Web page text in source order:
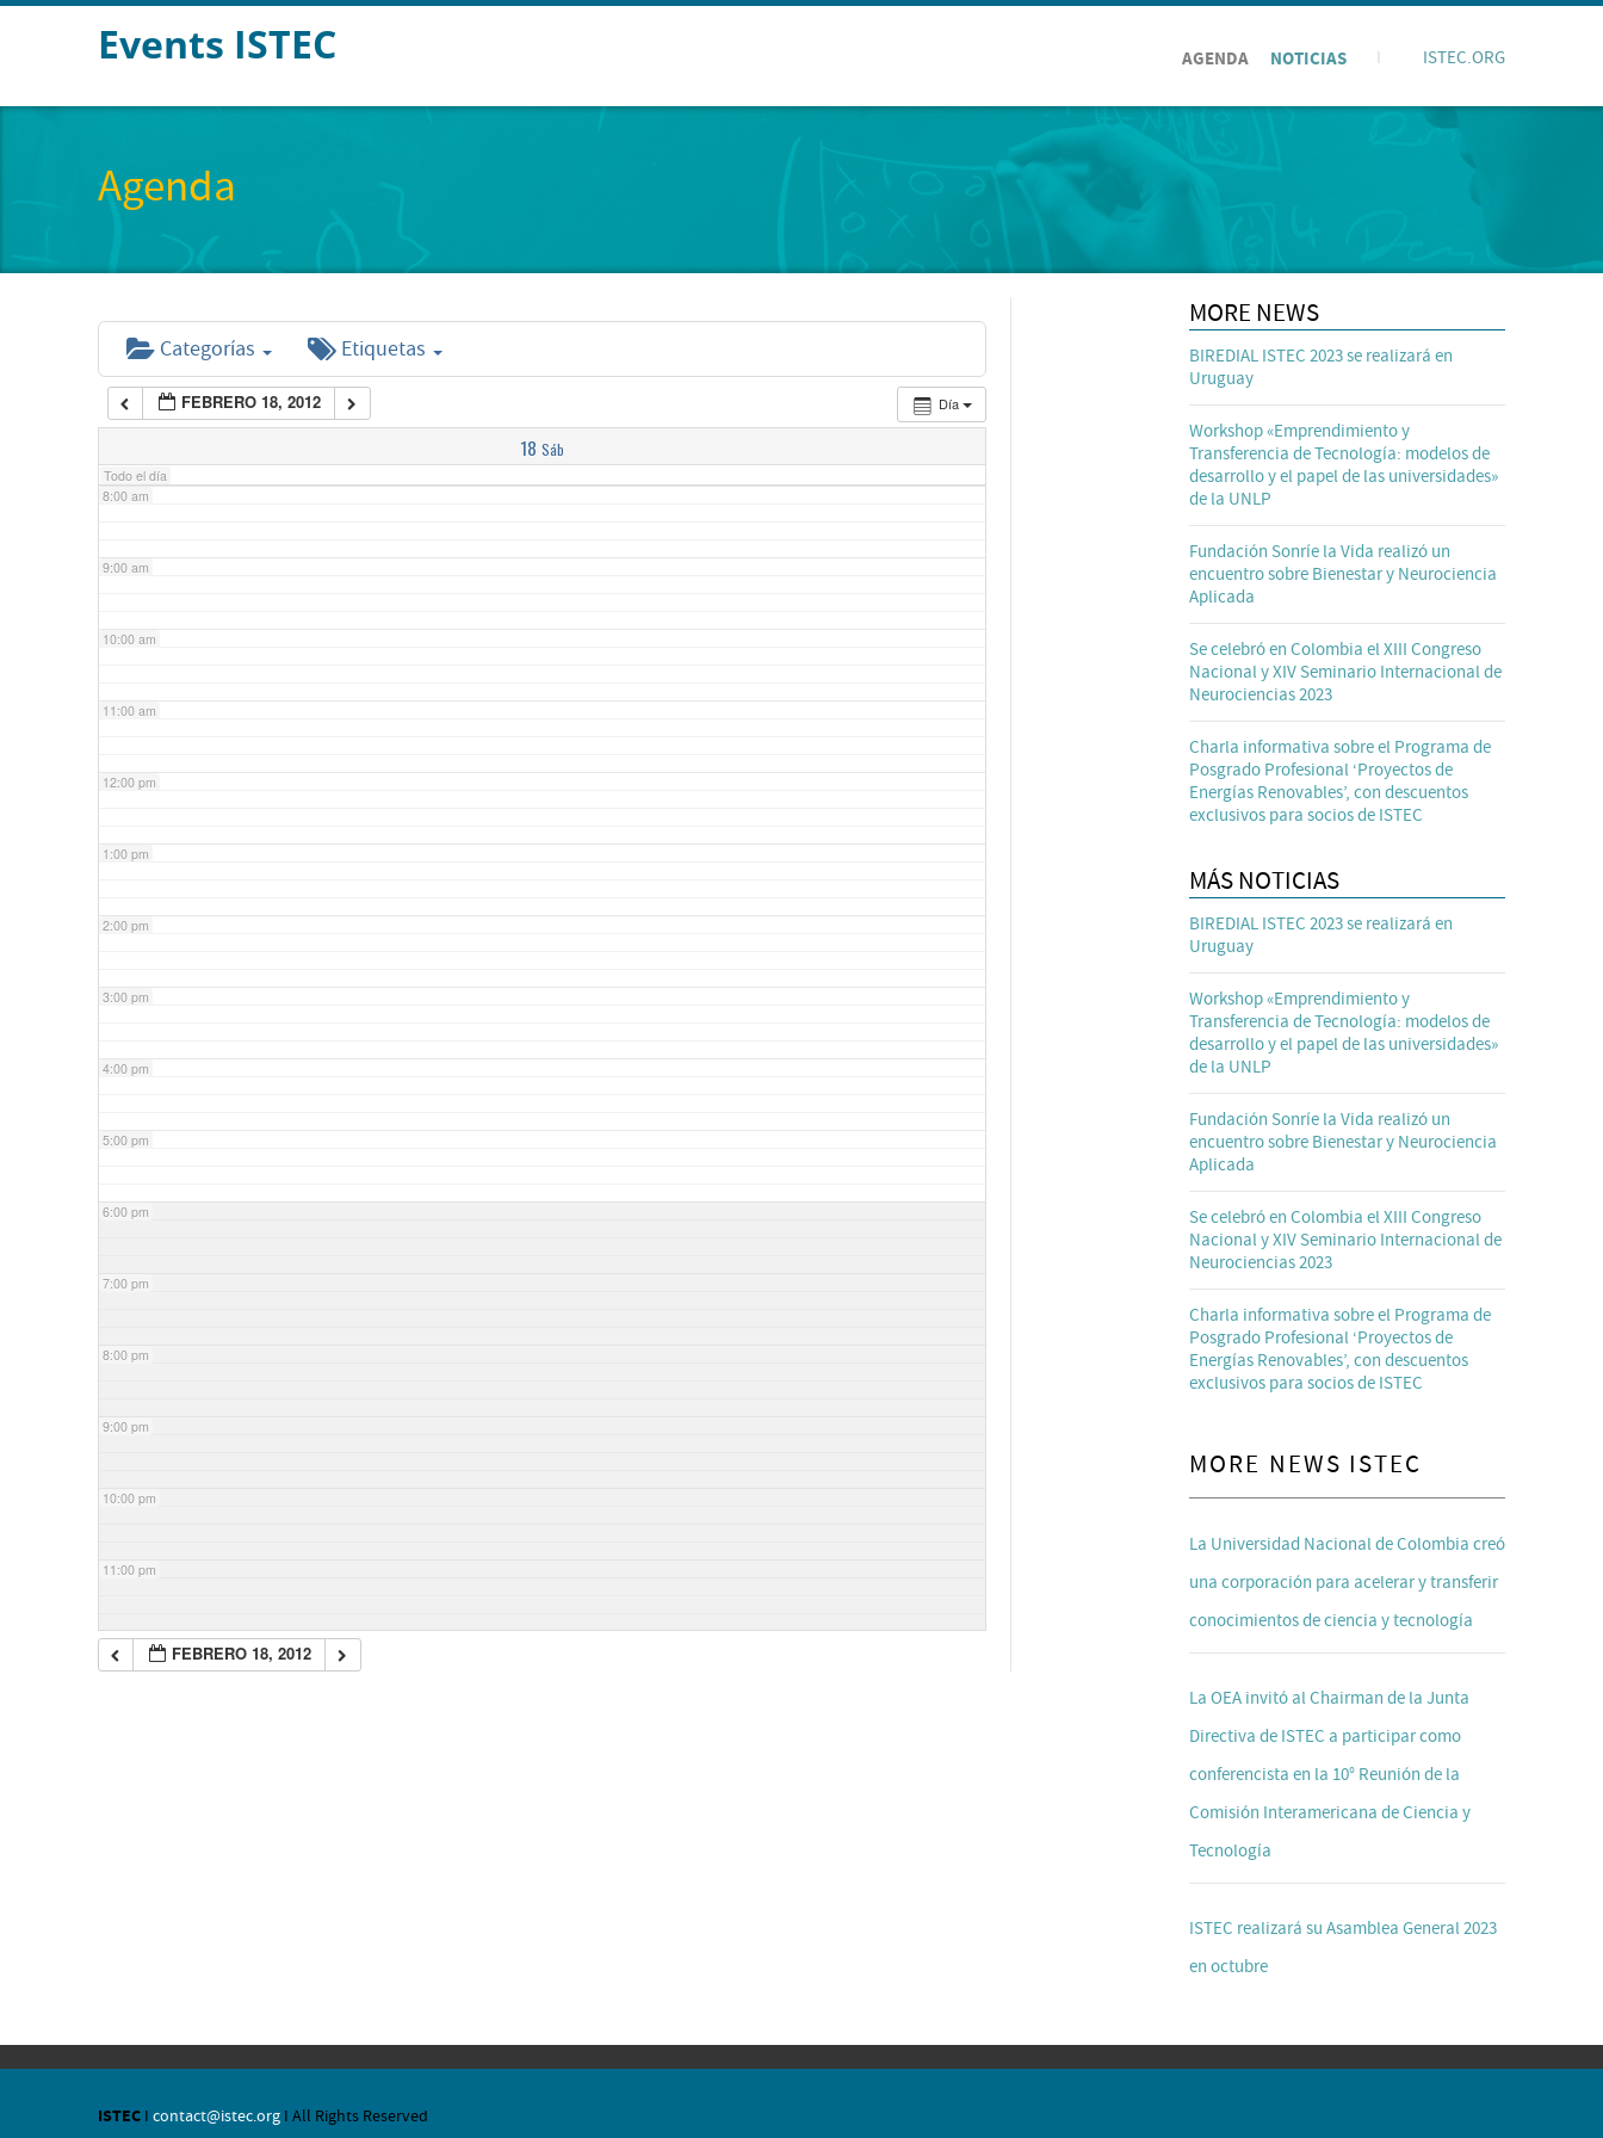
Events ISTEC AGENDA NOTICIAS ISTEC.ORG
Agenda
Categorías Etiquetas
Día
FEBRERO 18, 2012
18 Sáb
Todo el día
4:00 am
6:00 am
7:00 am
8:00 am
9:00 am
10:00 am
11:00 am
12:00 pm
1:00 pm
2:00 pm
3:00 pm
4:00 pm
5:00 pm
6:00 pm
7:00 pm
8:00 pm
9:00 pm
10:00 pm
11:00 pm
FEBRERO 18, 2012
MORE NEWS
BIREDIAL ISTEC 2023 se realizará en
Uruguay
Workshop «Emprendimiento y
Transferencia de Tecnología: modelos de
desarrollo y el papel de las universidades»
de la UNLP
Fundación Sonríe la Vida realizó un
encuentro sobre Bienestar y Neurociencia
Aplicada
Se celebró en Colombia el XIII Congreso
Nacional y XIV Seminario Internacional de
Neurociencias 2023
Charla informativa sobre el Programa de
Posgrado Profesional ‘Proyectos de
Energías Renovables’, con descuentos
exclusivos para socios de ISTEC
MÁS NOTICIAS
BIREDIAL ISTEC 2023 se realizará en
Uruguay
Workshop «Emprendimiento y
Transferencia de Tecnología: modelos de
desarrollo y el papel de las universidades»
de la UNLP
Fundación Sonríe la Vida realizó un
encuentro sobre Bienestar y Neurociencia
Aplicada
Se celebró en Colombia el XIII Congreso
Nacional y XIV Seminario Internacional de
Neurociencias 2023
Charla informativa sobre el Programa de
Posgrado Profesional ‘Proyectos de
Energías Renovables’, con descuentos
exclusivos para socios de ISTEC
MORE NEWS ISTEC
La Universidad Nacional de Colombia creó
una corporación para acelerar y transferir
conocimientos de ciencia y tecnología
La OEA invitó al Chairman de la Junta
Directiva de ISTEC a participar como
conferencista en la 10° Reunión de la
Comisión Interamericana de Ciencia y
Tecnología
ISTEC realizará su Asamblea General 2023
en octubre
ISTEC I contact@istec.org I All Rights Reserved